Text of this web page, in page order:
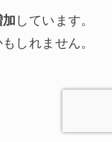
しています。
しれません。